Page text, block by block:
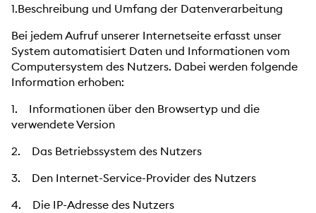
1.Beschreibung und Umfang der Datenverarbeitung
Bei jedem Aufruf unserer Internetseite erfasst unser
System automatisiert Daten und Informationen vom
Computersystem des Nutzers. Dabei werden folgende
Information erhoben:
1. Informationen über den Browsertyp und die
verwendete Version
2. Das Betriebssystem des Nutzers
3. Den Internet-Service-Provider des Nutzers
4. Die IP-Adresse des Nutzers